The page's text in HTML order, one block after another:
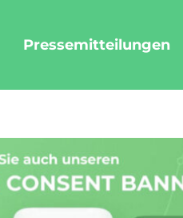
Pressemitteilungen